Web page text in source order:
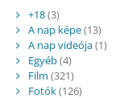
+18(3)
A nap képe(13)
A nap videója(1)
Egyéb(4)
Film (321)
Fotók(126)